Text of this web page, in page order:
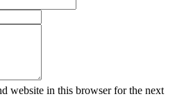
website in this browser for the next